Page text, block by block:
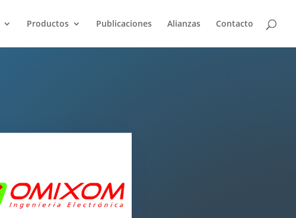
Productos Publicaciones Alianzas Contacto